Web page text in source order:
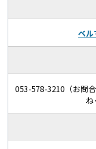
ベル
053-578-3210（お問
ね